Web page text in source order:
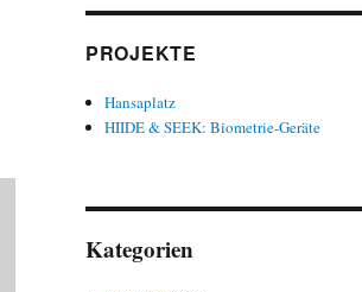
PROJEKTE
Hansaplatz
HIIDE & SEEK: Biometrie-Geräte
Kategorien